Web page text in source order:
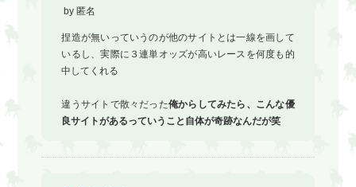
by匿名
捏造が無いっていうのが他のサイトとは一線を画して
いるし、実際に３連単オッズが高いレースを何度も的
中してくれる
違うサイトで散々だった俺からしてみたら、こんな優
良サイトがあるっていうこと自体が奇跡なんだが笑